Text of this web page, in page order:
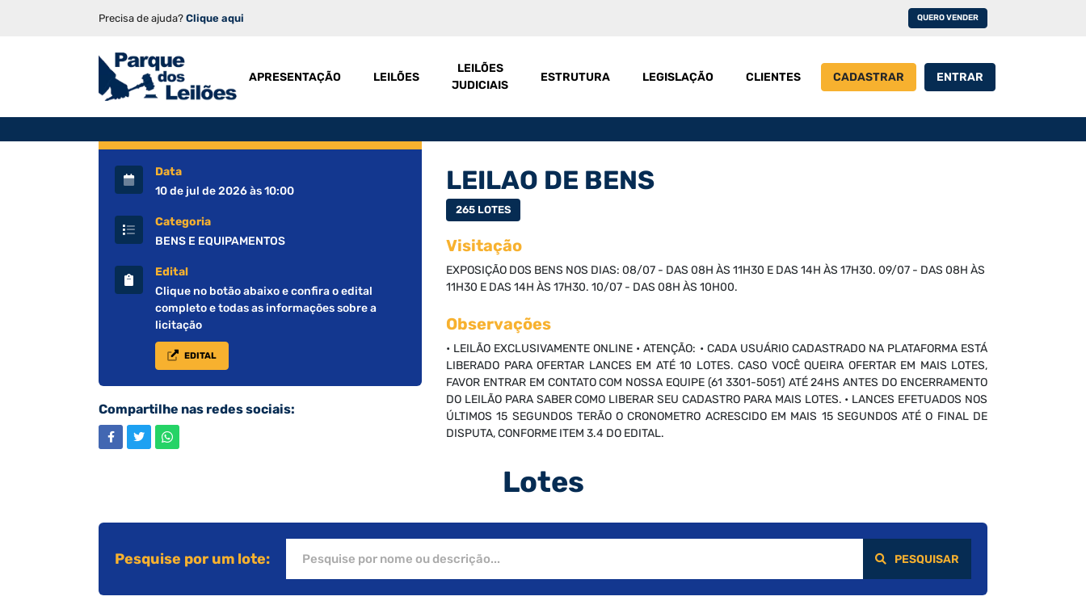
Precisa de ajuda? Clique aqui QUERO VENDER
APRESENTAÇÃO LEILÕES
LEILÕES
JUDICIAIS
ESTRUTURA LEGISLAÇÃO CLIENTES CADASTRAR ENTRAR
Data
10 de jul de 2026 às 10:00
Categoria
BENS E EQUIPAMENTOS
Edital
Clique no botão abaixo e confira o edital
completo e todas as informações sobre a
licitação
EDITAL
Compartilhe nas redes sociais:
LEILAO DE BENS
265 LOTES
Visitação
EXPOSIÇÃO DOS BENS NOS DIAS: 08/07 - DAS 08H ÀS 11H30 E DAS 14H ÀS 17H30. 09/07 - DAS 08H ÀS
11H30 E DAS 14H ÀS 17H30. 10/07 - DAS 08H ÀS 10H00.
Observações
• LEILÃO EXCLUSIVAMENTE ONLINE • ATENÇÃO: • CADA USUÁRIO CADASTRADO NA PLATAFORMA ESTÁ
LIBERADO PARA OFERTAR LANCES EM ATÉ 10 LOTES. CASO VOCÊ QUEIRA OFERTAR EM MAIS LOTES,
FAVOR ENTRAR EM CONTATO COM NOSSA EQUIPE (61 3301-5051) ATÉ 24HS ANTES DO ENCERRAMENTO
DO LEILÃO PARA SABER COMO LIBERAR SEU CADASTRO PARA MAIS LOTES. • LANCES EFETUADOS NOS
ÚLTIMOS 15 SEGUNDOS TERÃO O CRONOMETRO ACRESCIDO EM MAIS 15 SEGUNDOS ATÉ O FINAL DE
DISPUTA, CONFORME ITEM 3.4 DO EDITAL.
Lotes
Pesquise por um lote: PESQUISAR